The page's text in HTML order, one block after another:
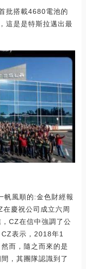
批搭載4680電池的
這是是特斯拉邁出最
帆風順的:金色財經報
慶祝公司成立六周
CZ在信中強調了公
表示，2018年1
而，隨之而來的是
，其團隊認識到了